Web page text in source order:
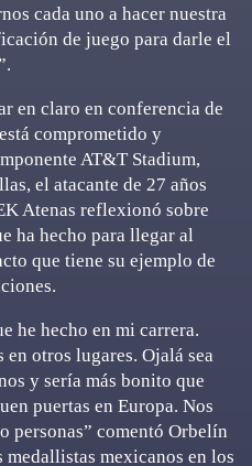
cada uno a hacer nuestra
de juego para darle el
en claro en conferencia de
comprometido y
AT&T Stadium,
el atacante de 27 años
Atenas reflexionó sobre
ha hecho para llegar al
que tiene su ejemplo de
he hecho en mi carrera.
otros lugares. Ojalá sea
y sería más bonito que
puertas en Europa. Nos
personas” comentó Orbelín
medallistas mexicanos en los